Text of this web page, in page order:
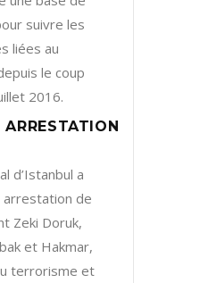
suivre les
liées au
le coup
2016.
d’Istanbul a
arrestation de
Zeki Doruk,
et Hakmar,
terrorisme et